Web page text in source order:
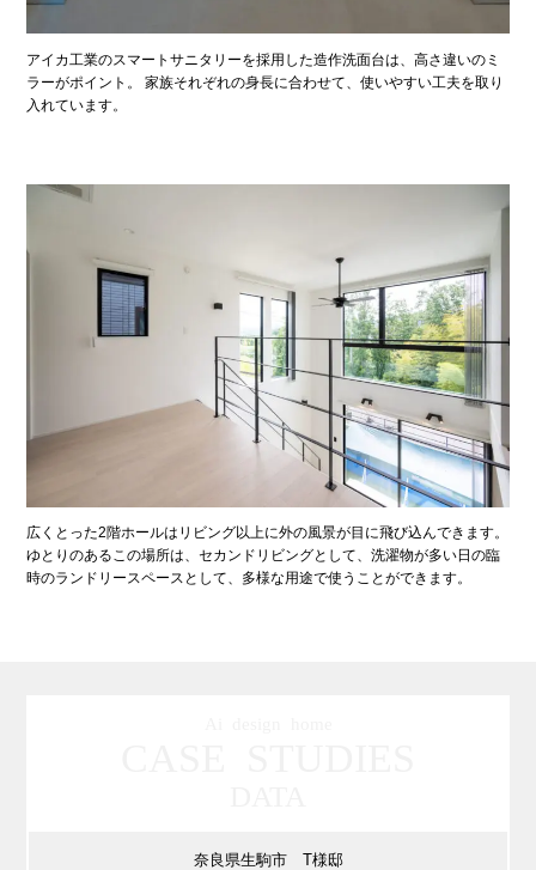
アイカ工業のスマートサニタリーを採用した造作洗面台は、高さ違いのミ
ラーがポイント。 家族それぞれの身長に合わせて、使いやすい工夫を取り
入れています。
広くとった2階ホールはリビング以上に外の風景が目に飛び込んできます。
ゆとりのあるこの場所は、セカンドリビングとして、洗濯物が多い日の臨
時のランドリースペースとして、多様な用途で使うことができます。
奈良県生駒市 T様邸